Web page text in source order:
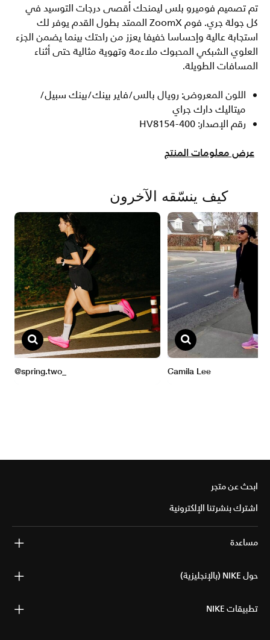
تم تصميم فوميرو بلس ليمنحك أقصى درجات التوسيد في
كل جولة جري. فوم ZoomX الممتد بطول القدم يوفر لك
استجابة عالية وإحساسا خفيفا يعزز من راحتك بينما يضمن الجزء
العلوي الشبكي المحبوك ملاءمة وتهوية مثالية حتى أثناء
المسافات الطويلة.
اللون المعروض: رويال بالس/فاير بينك/بينك سبيل/
ميتاليك دارك جراي
رقم الإصدار: HV8154-400
عرض معلومات المنتج
ابحث عن متجر
اشترك بنشرتنا الإلكترونية
مساعدة
حول NIKE (بالإنجليزية)
تطبيقات NIKE